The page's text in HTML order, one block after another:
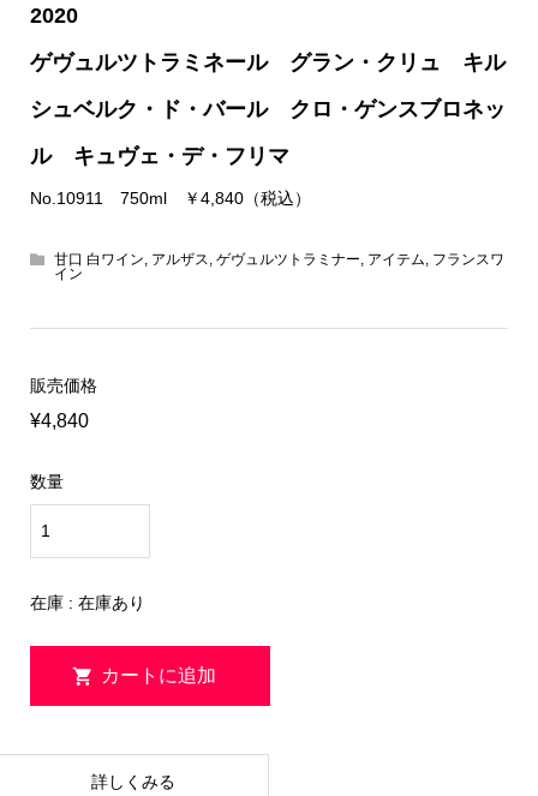
2020
ゲヴュルツトラミネール グラン・クリュ キル
シュベルク・ド・バール クロ・ゲンスブロネッ
ル キュヴェ・デ・フリマ
No.10911 750ml ￥4,840（税込）
甘口 白ワイン アルザス ゲヴュルツトラミナー アイテム フランスワ
イン
販売価格
¥4,840
数量
在庫 : 在庫あり
詳しくみる